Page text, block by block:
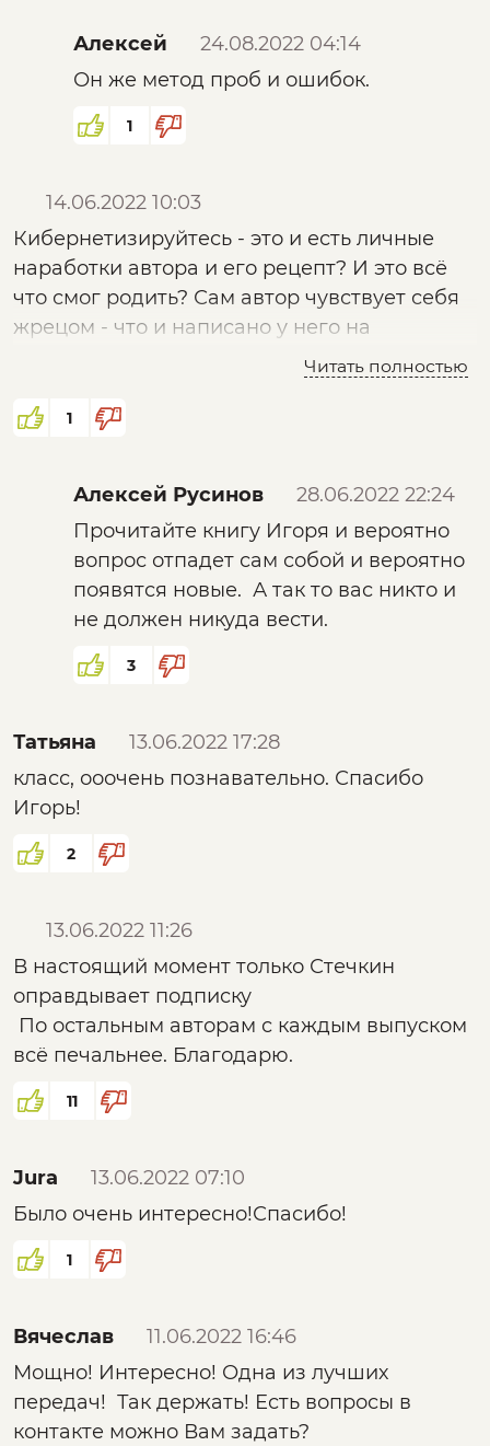
Алексей
24.08.2022 04:14
Он же метод проб и ошибок.
1
14.06.2022 10:03
Кибернетизируйтесь - это и есть личные
наработки автора и его рецепт? И это всё
что смог родить? Сам автор чувствует себя
жрецом - что и написано у него на
бейсболке -словарь НН Вашкевича - слово
Очередная жвачка для мозга. Вопрос к
Читать полностью
1
Алексей Русинов
28.06.2022 22:24
Прочитайте книгу Игоря и вероятно
вопрос отпадет сам собой и вероятно
появятся новые. А так то вас никто и
не должен никуда вести.
3
Татьяна
13.06.2022 17:28
класс, ооочень познавательно. Спасибо
Игорь!
2
13.06.2022 11:26
В настоящий момент только Стечкин
оправдывает подписку
По остальным авторам с каждым выпуском
всё печальнее. Благодарю.
11
Jura
13.06.2022 07:10
Было очень интересно!Спасибо!
1
Вячеслав
11.06.2022 16:46
Мощно! Интересно! Одна из лучших
передач! Так держать! Есть вопросы в
контакте можно Вам задать?